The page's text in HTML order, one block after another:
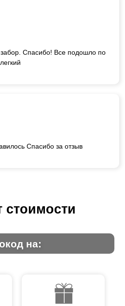
Спасибо! Все подошло по
Спасибо за отзыв
стоимости
на: